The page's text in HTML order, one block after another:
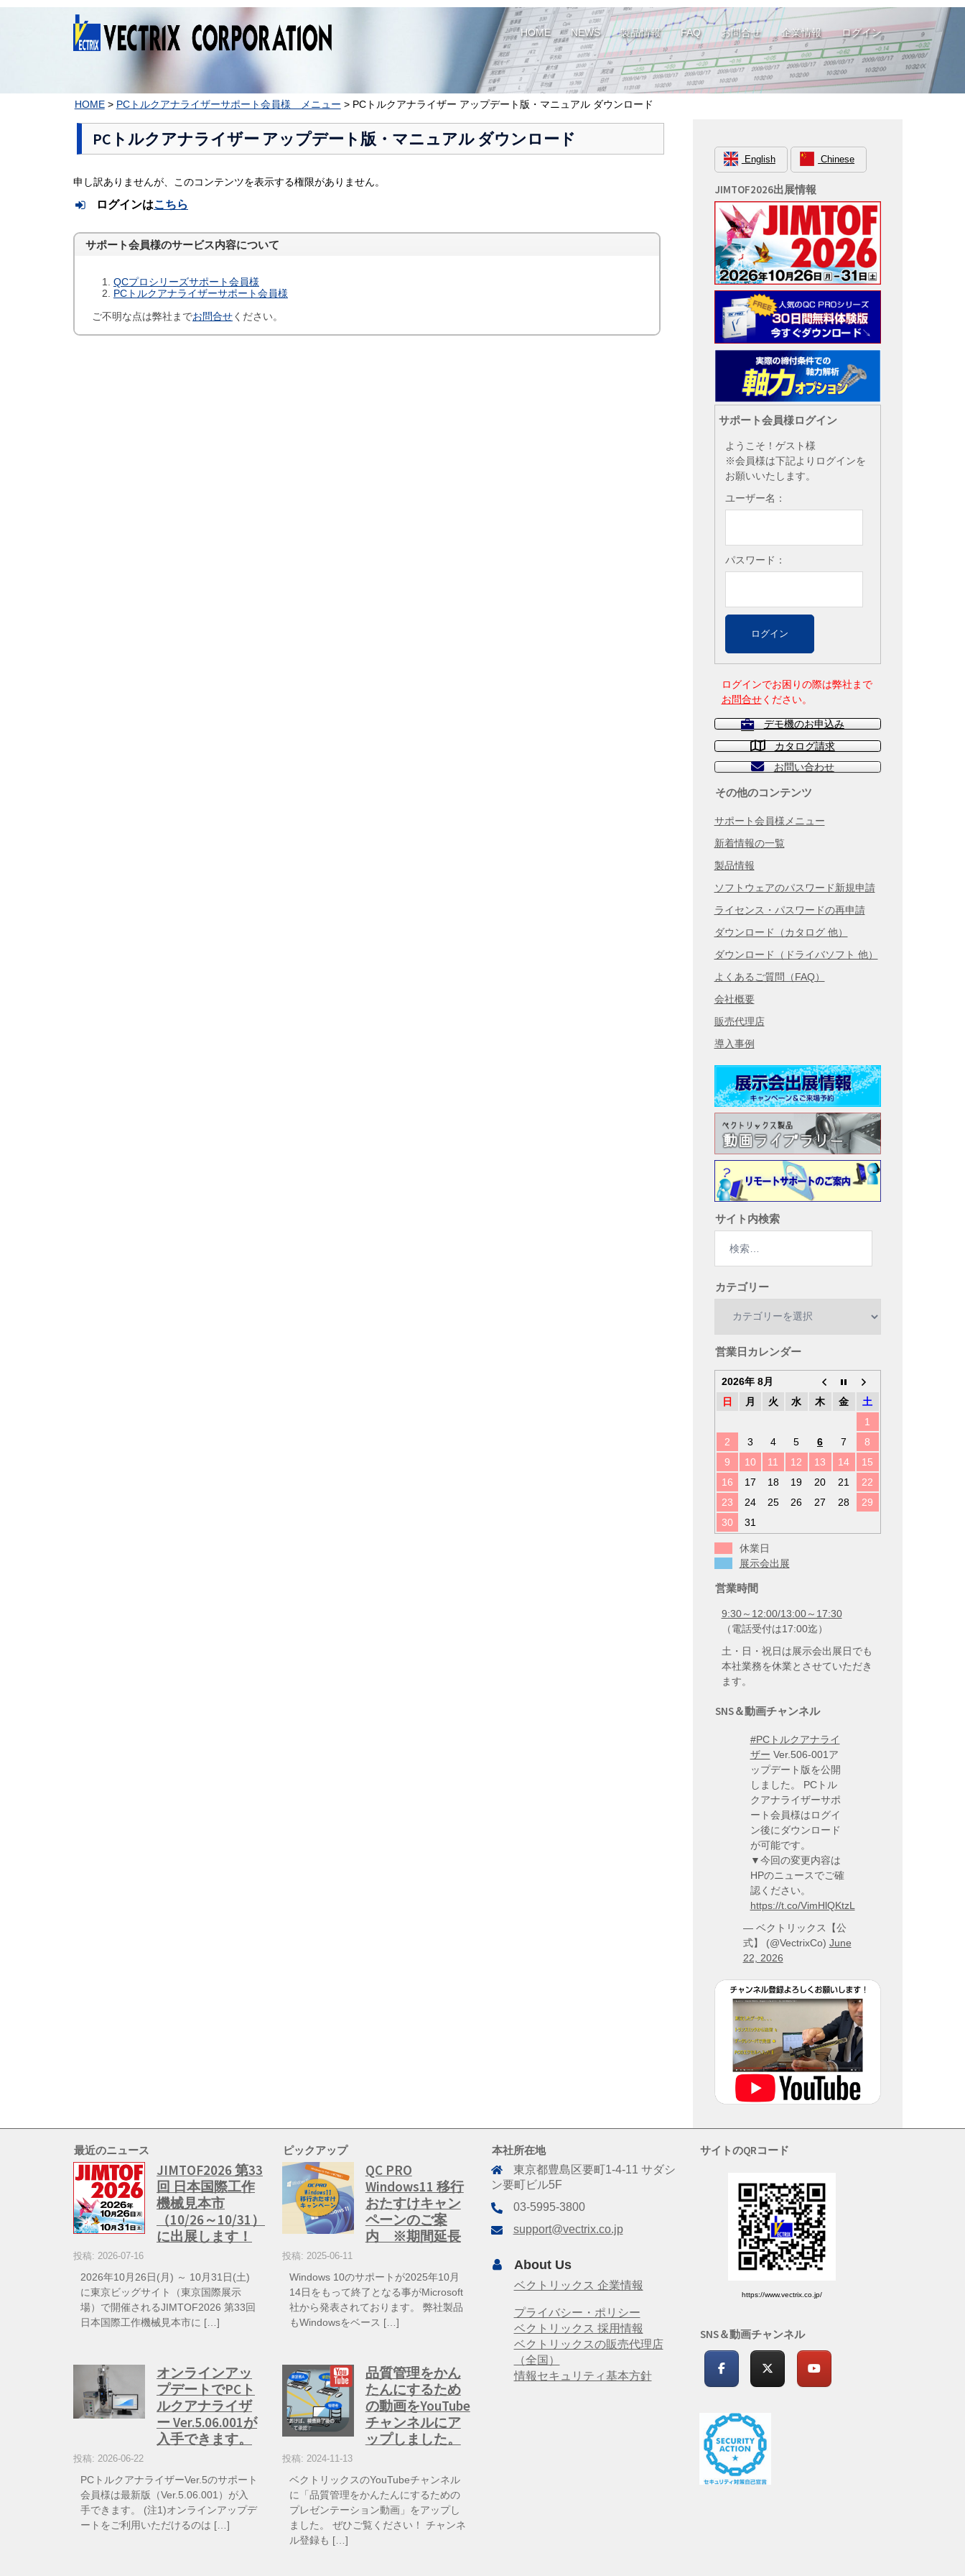
HOME NEWS 製品情報 FAQ お問合せ 企業情報 ログイン
HOME> PCトルクアナライザーサポート会員様 メニュー > PCトルクアナライザー アップデート版・マニュアル ダウンロード
PCトルクアナライザー アップデート版・マニュアル ダウンロード
申し訳ありませんが、このコンテンツを表示する権限がありません。
ログインはこちら
サポート会員様のサービス内容について
QCプロシリーズサポート会員様
PCトルクアナライザーサポート会員様
ご不明な点は弊社までお問合せください。
English Chinese
JIMTOF2026出展情報
サポート会員様ログイン
ようこそ！ゲスト様
※会員様は下記よりログインを
お願いいたします。
ユーザー名：
パスワード：
ログインでお困りの際は弊社まで
お問合せください。
デモ機のお申込み
カタログ請求
お問い合わせ
その他のコンテンツ
サポート会員様メニュー
新着情報の一覧
製品情報
ソフトウェアのパスワード新規申請
ライセンス・パスワードの再申請
ダウンロード（カタログ 他）
ダウンロード（ドライバソフト 他）
よくあるご質問（FAQ）
会社概要
販売代理店
導入事例
サイト内検索
カテゴリー
リ
営業日カレンダー
2026年 8月
日
月 火 水 木 金
土
1
2
3 4 5 6 7
8
9
10 11 12 13 14
15
16
17 18 19 20 21
22
23
24 25 26 27 28
29
30
31
休業日
展示会出展
営業時間
9:30～12:00/13:00～17:30
（電話受付は17:00迄）
土・日・祝日は展示会出展日でも
本社業務を休業とさせていただき
ます。
SNS＆動画チャンネル
#PCトルクアナライ
ザー Ver.506-001ア
ップデート版を公開
しました。 PCトル
クアナライザーサポ
ート会員様はログイ
ン後にダウンロード
が可能です。
▼今回の変更内容は
HPのニュースでご確
認ください。
https://t.co/VimHlQKtzL
— ベクトリックス【公
式】 (@VectrixCo) June
22, 2026
最近のニュース
JIMTOF2026 第33
回 日本国際工作
機械見本市
（10/26～10/31）
に出展します！
投稿: 2026-07-16
2026年10月26日(月) ～ 10月31日(土)
に東京ビッグサイト（東京国際展示
場）で開催されるJIMTOF2026 第33回
日本国際工作機械見本市に […]
オンラインアッ
プデートでPCト
ルクアナライザ
ー Ver.5.06.001が
入手できます。
投稿: 2026-06-22
PCトルクアナライザーVer.5のサポート
会員様は最新版（Ver.5.06.001）が入
手できます。 (注1)オンラインアップデ
ートをご利用いただけるのは […]
ピックアップ
QC PRO
Windows11 移行
おたすけキャン
ペーンのご案
内 ※期間延長
投稿: 2025-06-11
Windows 10のサポートが2025年10月
14日をもって終了となる事がMicrosoft
社から発表されております。 弊社製品
もWindowsをベース […]
品質管理をかん
たんにするため
の動画をYouTube
チャンネルにア
ップしました。
投稿: 2024-11-13
ベクトリックスのYouTubeチャンネル
に「品質管理をかんたんにするための
プレゼンテーション動画」をアップし
ました。 ぜひご覧ください！ チャンネ
ル登録も […]
本社所在地
東京都豊島区要町1-4-11 サダシ
ン要町ビル5F
03-5995-3800
support@vectrix.co.jp
About Us
ベクトリックス 企業情報
プライバシー・ポリシー
ベクトリックス 採用情報
ベクトリックスの販売代理店
（全国）
情報セキュリティ基本方針
サイトのQRコード
https://www.vectrix.co.jp/
SNS＆動画チャンネル